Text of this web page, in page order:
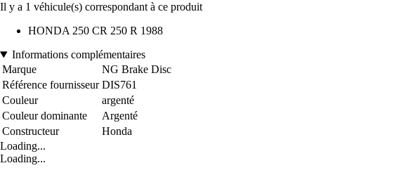
Il y a 1 véhicule(s) correspondant à ce produit
HONDA 250 CR 250 R 1988
Informations complémentaires
Marque
NG Brake Disc
Référence fournisseur DIS761
Couleur
argenté
Couleur dominante
Argenté
Constructeur
Honda
Loading...
Loading...